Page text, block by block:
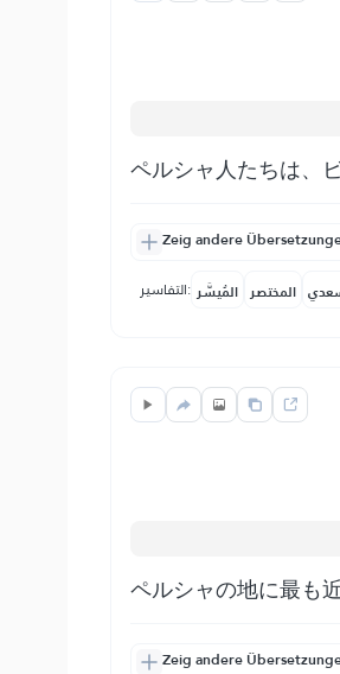
ペルシャ人たちは、
Zeig andere
التفاسير: المُيسَّر المختصر
ペルシャの地に最も
Zeig andere